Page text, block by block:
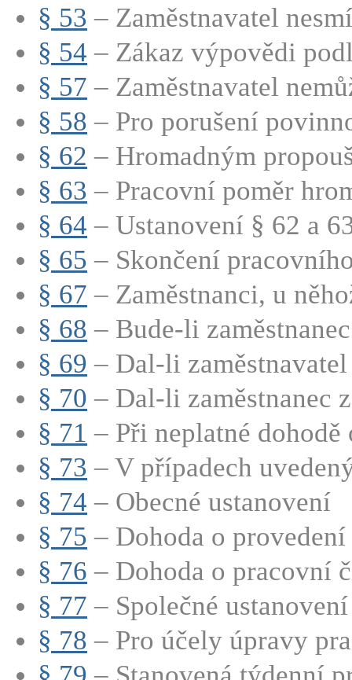
§ 53 – Zaměstnavatel
§ 54 – Zákaz výpovědi
§ 57 – Zaměstnavatel
§ 58 – Pro porušení
§ 62 – Hromadným
§ 63 – Pracovní poměr
§ 64 – Ustanovení § 62 a
§ 65 – Skončení
§ 67 – Zaměstnanci, u
§ 68 – Bude-li
§ 69 – Dal-li zaměstnavatel
§ 70 – Dal-li zaměstnanec
§ 71 – Při neplatné dohodě
§ 73 – V případech
§ 74 – Obecné ustanovení
§ 75 – Dohoda o provedení
§ 76 – Dohoda o pracovní
§ 77 – Společné ustanovení
§ 78 – Pro účely úpravy